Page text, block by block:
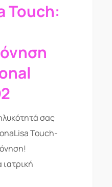
Touch:
σας
Touch-
ιατρική